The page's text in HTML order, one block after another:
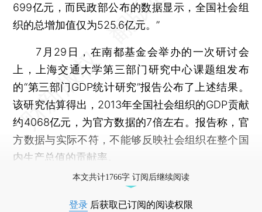
699亿元，而民政部公布的数据显示，全国社会组
织的总增加值仅为525.6亿元。”
7月29日，在南都基金会举办的一次研讨会
上，上海交通大学第三部门研究中心课题组发布
的“第三部门GDP统计研究”报告公布了上述结果。
该研究估算得出，2013年全国社会组织的GDP贡献
约4068亿元，为官方数据的7倍左右。报告称，官
方数据与实际不符，不能够反映社会组织在整个国
内生产总值的贡献率。
本文共计1766字 订阅后继续阅读
登录 后获取已订阅的阅读权限